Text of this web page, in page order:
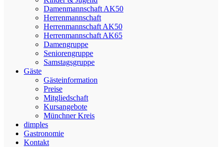
Damenmannschaft AK50
Herrenmannschaft
Herrenmannschaft AK50
Herrenmannschaft AK65
Damengruppe
Seniorengruppe
Samstagsgruppe
Gäste
Gästeinformation
Preise
Mitgliedschaft
Kursangebote
Münchner Kreis
dimples
Gastronomie
Kontakt